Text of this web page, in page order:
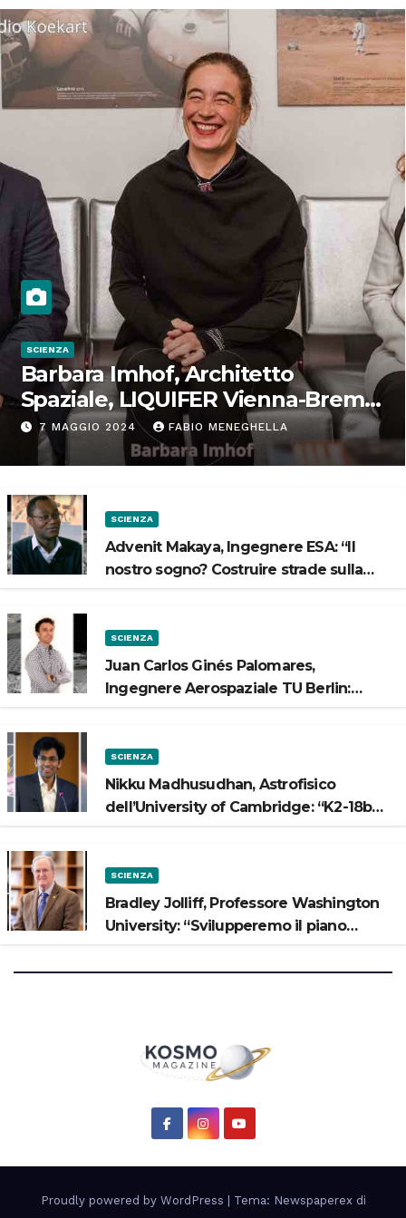
SCIENZA
Barbara Imhof, Architetto
Spaziale, LIQUIFER Vienna-Brema:
“Progettiamo habitat per lo
Spazio”
7 MAGGIO 2024 FABIO MENEGHELLA
SCIENZA
Advenit Makaya, Ingegnere ESA: “Il
nostro sogno? Costruire strade sulla
SCIENZA
Juan Carlos Ginés Palomares,
Ingegnere Aerospaziale TU Berlin:
SCIENZA
Nikku Madhusudhan, Astrofisico
dell’University of Cambridge: “K2-18b
SCIENZA
Bradley Jolliff, Professore Washington
University: “Svilupperemo il piano
Proudly powered by WordPress
Tema: Newspaperex di